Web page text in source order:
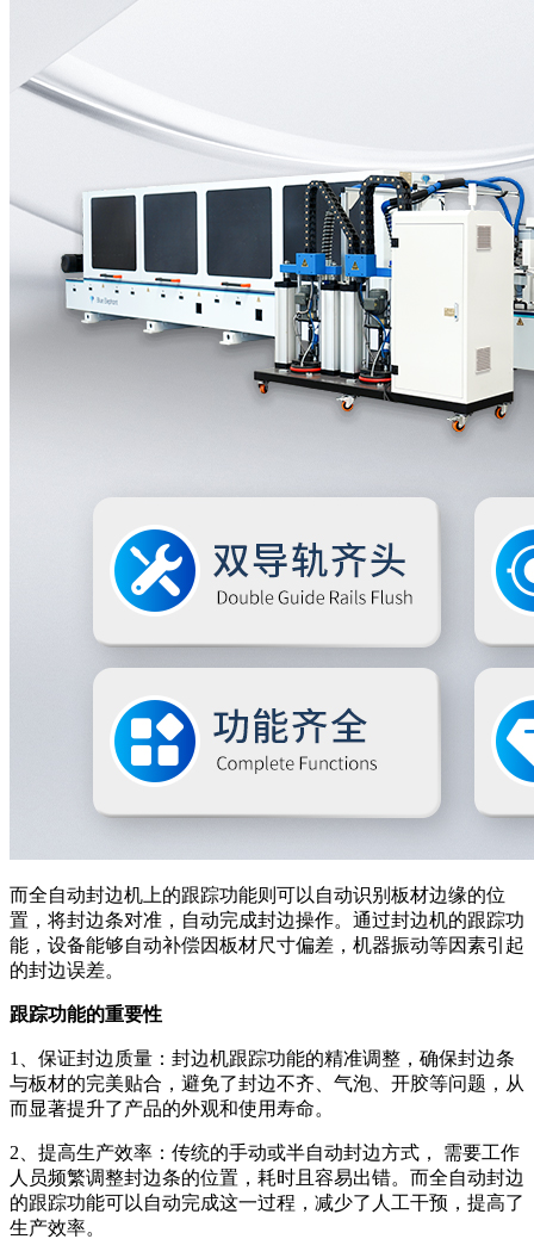
而全自动封边机上的跟踪功能则可以自动识别板材边缘的位
置，将封边条对准，自动完成封边操作。通过封边机的跟踪功
能，设备能够自动补偿因板材尺寸偏差，机器振动等因素引起
的封边误差。
跟踪功能的重要性
1、保证封边质量：封边机跟踪功能的精准调整，确保封边条
与板材的完美贴合，避免了封边不齐、气泡、开胶等问题，从
而显著提升了产品的外观和使用寿命。
2、提高生产效率：传统的手动或半自动封边方式， 需要工作
人员频繁调整封边条的位置，耗时且容易出错。而全自动封边
的跟踪功能可以自动完成这一过程，减少了人工干预，提高了
生产效率。